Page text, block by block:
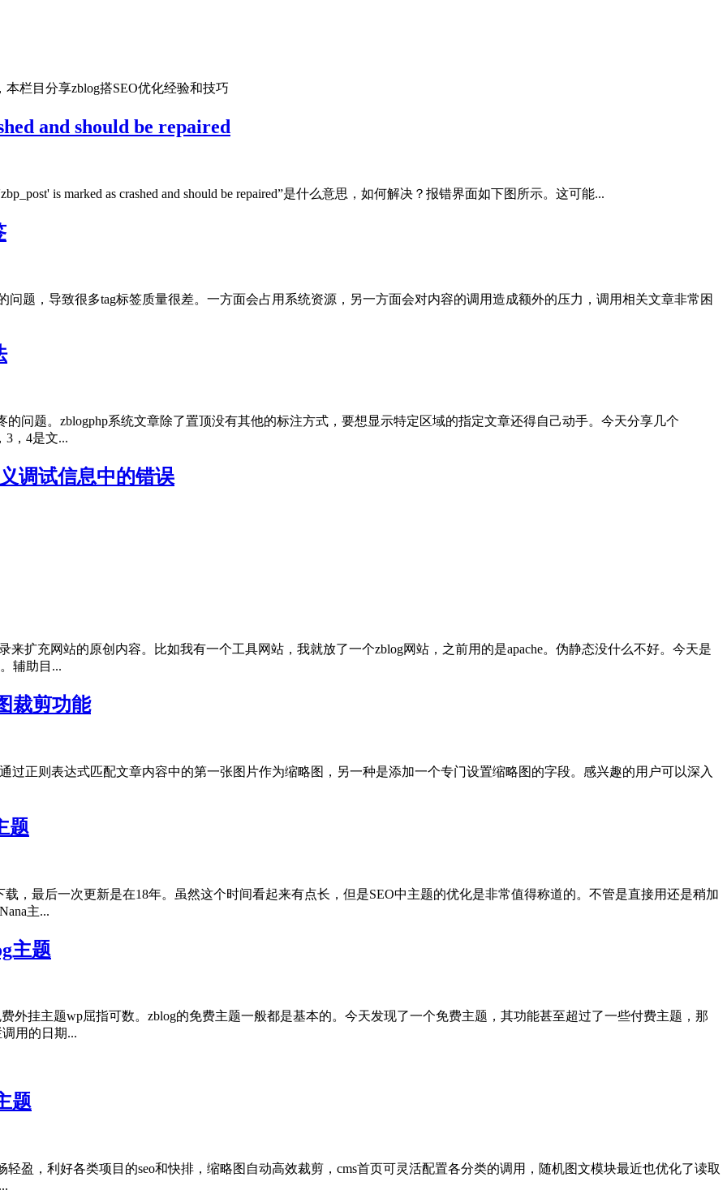
栏目分享zblog搭SEO优化经验和技巧
and should be repaired
is marked as crashed and should be repaired”是什么意思，如何解决？报错界面如下图所示。这可能...
题，导致很多tag标签质量很差。一方面会占用系统资源，另一方面会对内容的调用造成额外的压力，调用相关文章非常困
问题。zblogphp系统文章除了置顶没有其他的标注方式，要想显示特定区域的指定文章还得自己动手。今天分享几个
3，4是文...
调试信息中的错误
扩充网站的原创内容。比如我有一个工具网站，我就放了一个zblog网站，之前用的是apache。伪静态没什么不好。今天是
辅助目...
裁剪功能
过正则表达式匹配文章内容中的第一张图片作为缩略图，另一种是添加一个专门设置缩略图的字段。感兴趣的用户可以深入
题
，最后一次更新是在18年。虽然这个时间看起来有点长，但是SEO中主题的优化是非常值得称道的。不管是直接用还是稍加
主...
主题
外挂主题wp屈指可数。zblog的免费主题一般都是基本的。今天发现了一个免费主题，其功能甚至超过了一些付费主题，那
用的日期...
题
盈，利好各类项目的seo和快排，缩略图自动高效裁剪，cms首页可灵活配置各分类的调用，随机图文模块最近也优化了读取